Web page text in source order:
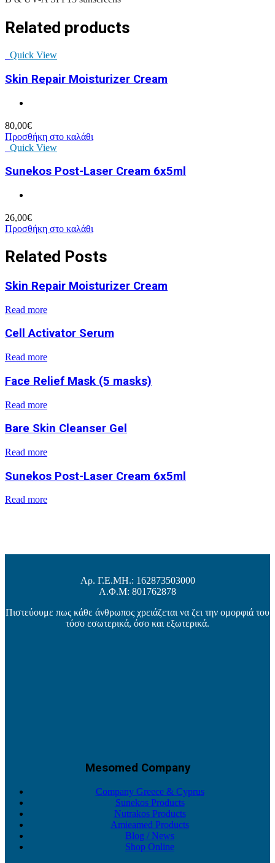
Related products
Quick View
Skin Repair Moisturizer Cream
80,00€
Προσθήκη στο καλάθι
Quick View
Sunekos Post-Laser Cream 6x5ml
26,00€
Προσθήκη στο καλάθι
Related Posts
Skin Repair Moisturizer Cream
Read more
Cell Activator Serum
Read more
Face Relief Mask (5 masks)
Read more
Bare Skin Cleanser Gel
Read more
Sunekos Post-Laser Cream 6x5ml
Read more
Αρ. Γ.Ε.ΜΗ.: 162873503000
Α.Φ.Μ: 801762878
Πιστεύουμε πως κάθε άνθρωπος χρειάζεται να ζει την ομορφιά του
τόσο εσωτερικά, όσο και εξωτερικά.
Mesomed Company
Company Greece & Cyprus
Sunekos Products
Nutrakos Products
Amieamed Products
Blog / News
Shop Online